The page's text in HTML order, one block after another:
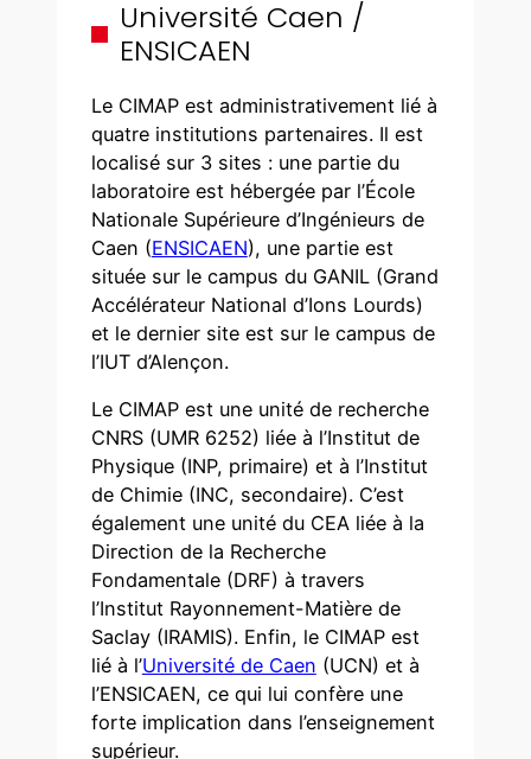
Université Caen /
ENSICAEN
Le CIMAP est administrativement lié à
quatre institutions partenaires. Il est
localisé sur 3 sites : une partie du
laboratoire est hébergée par l’École
Nationale Supérieure d’Ingénieurs de
Caen (ENSICAEN), une partie est
située sur le campus du GANIL (Grand
Accélérateur National d’Ions Lourds)
et le dernier site est sur le campus de
l’IUT d’Alençon.
Le CIMAP est une unité de recherche
CNRS (UMR 6252) liée à l’Institut de
Physique (INP, primaire) et à l’Institut
de Chimie (INC, secondaire). C’est
également une unité du CEA liée à la
Direction de la Recherche
Fondamentale (DRF) à travers
l’Institut Rayonnement-Matière de
Saclay (IRAMIS). Enfin, le CIMAP est
lié à l’Université de Caen (UCN) et à
l’ENSICAEN, ce qui lui confère une
forte implication dans l’enseignement
supérieur.